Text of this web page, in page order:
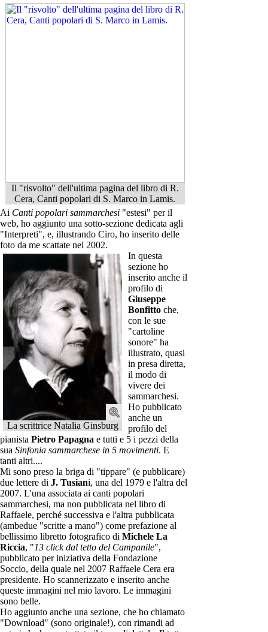
Il "risvolto" dell'ultima pagina del libro di R.
Cera, Canti popolari di S. Marco in Lamis.
Ai Canti popolari sammarchesi "estesi" per il
web, ho aggiunto una sotto-sezione dedicata agli
"Interpreti", e, illustrando Ciro, ho inserito delle
foto da me scattate nel 2002.
La scrittrice Natalia Ginsburg
In questa
sezione ho
inserito anche il
profilo di
Giuseppe
Bonfitto che,
con le sue
"cartoline
sonore" ha
illustrato, quasi
in presa diretta,
il modo di
vivere dei
sammarchesi.
Ho pubblicato
anche un
profilo del
pianista Pietro Papagna e tutti e 5 i pezzi della
sua Sinfonia sammarchese in 5 movimenti. E
tanti altri....
Mi sono preso la briga di "tippare" (e pubblicare)
due lettere di J. Tusiani, una del 1979 e l'altra del
2007. L'una associata ai canti popolari
sammarchesi, ma non pubblicata nel libro di
Raffaele, perché successiva e l'altra pubblicata
(ambedue "scritte a mano") come prefazione al
bellissimo libretto fotografico di Michele La
Riccia, "13 click dal tetto del Campanile",
pubblicato per iniziativa della Fondazione
Soccio, della quale nel 2007 Raffaele Cera era
presidente. Ho scannerizzato e inserito anche
queste immagini nel mio lavoro. Le immagini
sono belle.
Ho aggiunto anche una sezione, che ho chiamato
"Download" (sono originale!), con rimandi ad